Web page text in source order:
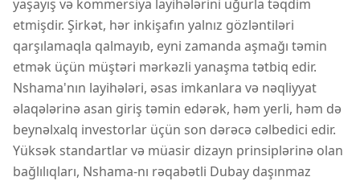
yaşayış və kommersiya layihələrini uğurla təqdim
etmişdir. Şirkət, hər inkişafın yalnız gözləntiləri
qarşılamaqla qalmayıb, eyni zamanda aşmağı təmin
etmək üçün müştəri mərkəzli yanaşma tətbiq edir.
Nshama'nın layihələri, əsas imkanlara və nəqliyyat
əlaqələrinə asan giriş təmin edərək, həm yerli, həm də
beynəlxalq investorlar üçün son dərəcə cəlbedici edir.
Yüksək standartlar və müasir dizayn prinsiplərinə olan
bağlılıqları, Nshama-nı rəqabətli Dubay daşınmaz